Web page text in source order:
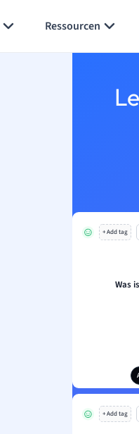
Ressourcen
+ Add tag
Was
+ Add tag